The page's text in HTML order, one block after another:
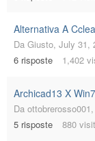
Alternativa A
Da Giusto, July 31,
6 risposte 1,402
Archicad13 X
Da ottobrerosso001,
5 risposte 880